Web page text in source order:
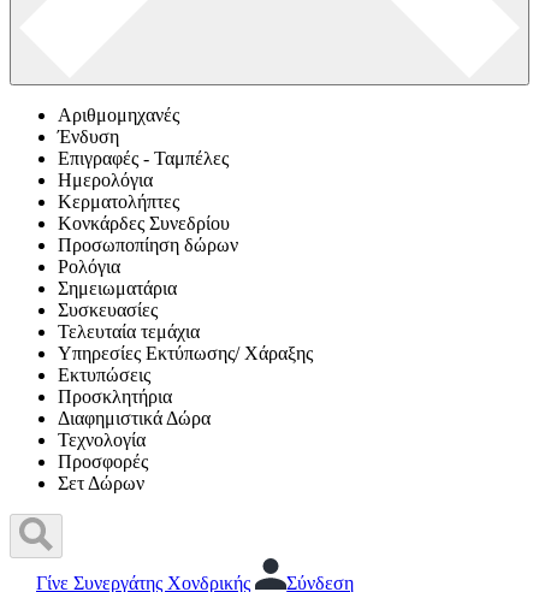
Αριθμομηχανές
Ένδυση
Επιγραφές - Ταμπέλες
Ημερολόγια
Κερματολήπτες
Κονκάρδες Συνεδρίου
Προσωποπίηση δώρων
Ρολόγια
Σημειωματάρια
Συσκευασίες
Τελευταία τεμάχια
Υπηρεσίες Εκτύπωσης/ Χάραξης
Εκτυπώσεις
Προσκλητήρια
Διαφημιστικά Δώρα
Τεχνολογία
Προσφορές
Σετ Δώρων
Γίνε Συνεργάτης Χονδρικής Σύνδεση